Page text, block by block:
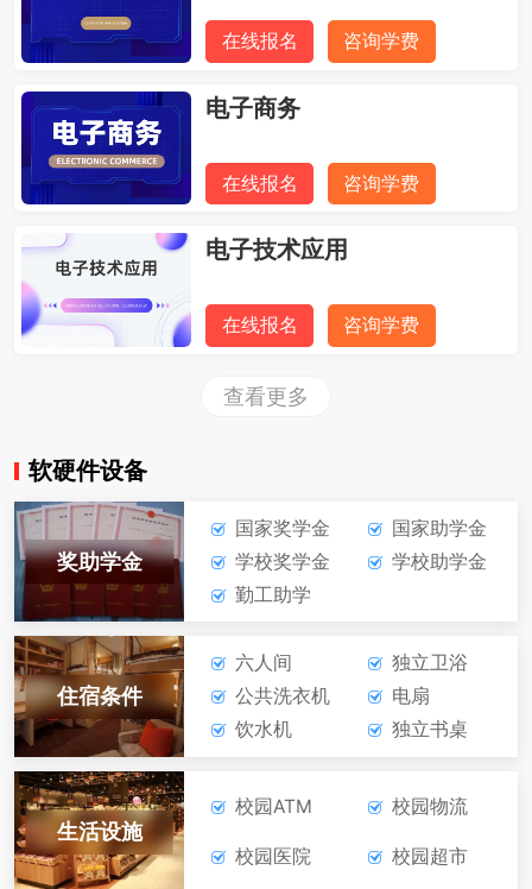
在线报名 咨询学费
电子商务
在线报名 咨询学费
电子技术应用
在线报名 咨询学费
旅游日语
机电一体化技术
在线报名
数控技术应用
软件与信息服务
查看更多
软硬件设备
奖助学金
国家奖学金
国家助学金
学校奖学金
学校助学金
勤工助学
住宿条件
六人间
独立卫浴
公共洗衣机
电扇
饮水机
独立书桌
生活设施
校园ATM 校园物流
校园医院 校园超市